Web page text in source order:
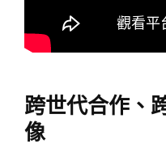
跨世代合作、
像